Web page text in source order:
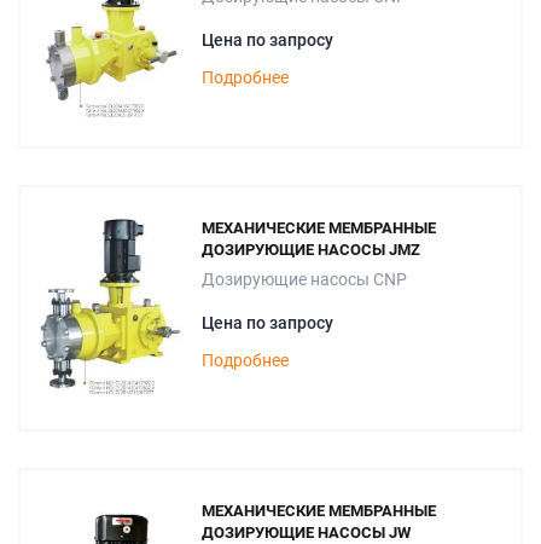
Цена по запросу
Подробнее
МЕХАНИЧЕСКИЕ МЕМБРАННЫЕ
ДОЗИРУЮЩИЕ НАСОСЫ JMZ
Дозирующие насосы CNP
Цена по запросу
Подробнее
МЕХАНИЧЕСКИЕ МЕМБРАННЫЕ
ДОЗИРУЮЩИЕ НАСОСЫ JW